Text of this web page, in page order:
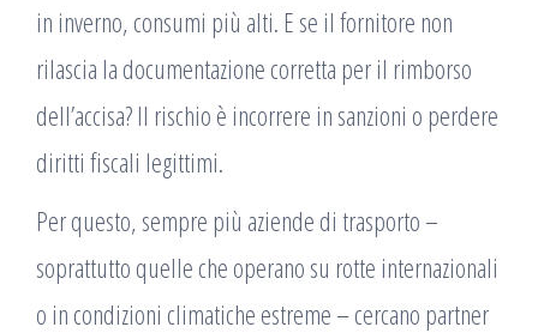
in inverno, consumi più alti. E se il fornitore non
rilascia la documentazione corretta per il rimborso
dell’accisa? Il rischio è incorrere in sanzioni o perdere
diritti fiscali legittimi.
Per questo, sempre più aziende di trasporto –
soprattutto quelle che operano su rotte internazionali
o in condizioni climatiche estreme – cercano partner